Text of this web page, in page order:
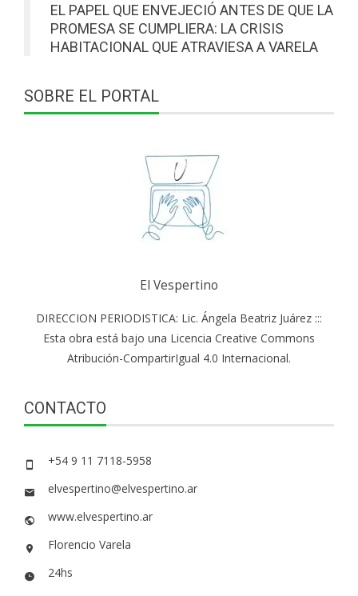
EL PAPEL QUE ENVEJECIÓ ANTES DE QUE LA
PROMESA SE CUMPLIERA: LA CRISIS
HABITACIONAL QUE ATRAVIESA A VARELA
SOBRE EL PORTAL
El Vespertino
DIRECCION PERIODISTICA: Lic. Ángela Beatriz Juárez :::
Esta obra está bajo una Licencia Creative Commons
Atribución-CompartirIgual 4.0 Internacional.
CONTACTO
+54 9 11 7118-5958
elvespertino@elvespertino.ar
www.elvespertino.ar
Florencio Varela
24hs